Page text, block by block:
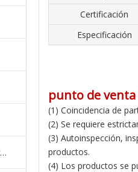
Nuevas piezas de camión de energía
Certificación
Especificación
punto de
(1) Coincidencia de
(2) Se requiere
(3) Autoinspección,
productos.
(4) Los productos se